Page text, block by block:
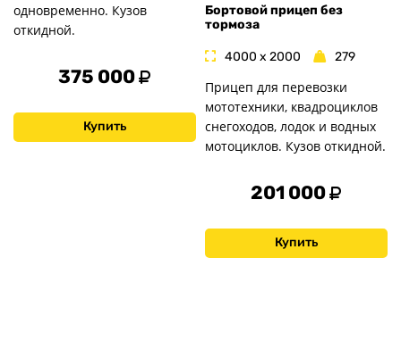
одновременно. Кузов
откидной.
375 000
Купить
Бортовой прицеп без
тормоза
4000 x 2000 279
Прицеп для перевозки
мототехники, квадроциклов
снегоходов, лодок и водных
мотоциклов. Кузов откидной.
201 000
Купить